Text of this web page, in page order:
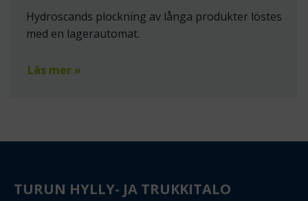
Hydroscands plockning av långa produkter löstes
med en lagerautomat.
Läs mer »
TURUN HYLLY- JA TRUKKITALO